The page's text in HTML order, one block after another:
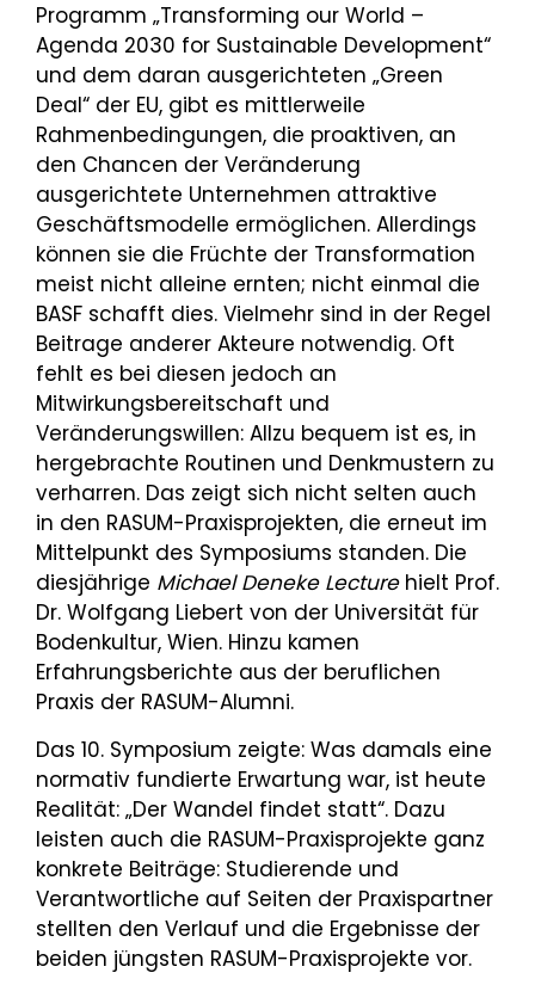
Programm „Transforming our World –
Agenda 2030 for Sustainable Development“
und dem daran ausgerichteten „Green
Deal“ der EU, gibt es mittlerweile
Rahmenbedingungen, die proaktiven, an
den Chancen der Veränderung
ausgerichtete Unternehmen attraktive
Geschäftsmodelle ermöglichen. Allerdings
können sie die Früchte der Transformation
meist nicht alleine ernten; nicht einmal die
BASF schafft dies. Vielmehr sind in der Regel
Beitrage anderer Akteure notwendig. Oft
fehlt es bei diesen jedoch an
Mitwirkungsbereitschaft und
Veränderungswillen: Allzu bequem ist es, in
hergebrachte Routinen und Denkmustern zu
verharren. Das zeigt sich nicht selten auch
in den RASUM-Praxisprojekten, die erneut im
Mittelpunkt des Symposiums standen. Die
diesjährige Michael Deneke Lecturehielt Prof.
Dr. Wolfgang Liebert von der Universität für
Bodenkultur, Wien. Hinzu kamen
Erfahrungsberichte aus der beruflichen
Praxis der RASUM-Alumni.
Das 10. Symposium zeigte: Was damals eine
normativ fundierte Erwartung war, ist heute
Realität: „Der Wandel findet statt“. Dazu
leisten auch die RASUM-Praxisprojekte ganz
konkrete Beiträge: Studierende und
Verantwortliche auf Seiten der Praxispartner
stellten den Verlauf und die Ergebnisse der
beiden jüngsten RASUM-Praxisprojekte vor.